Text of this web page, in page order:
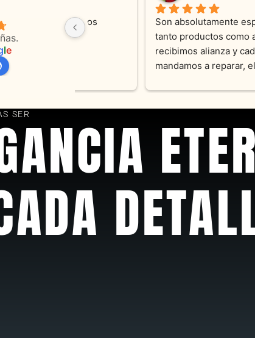
le
amabilidad y
Excelente atención !!!!!Nos asesoraron
en todo momento con dedicación.
SER